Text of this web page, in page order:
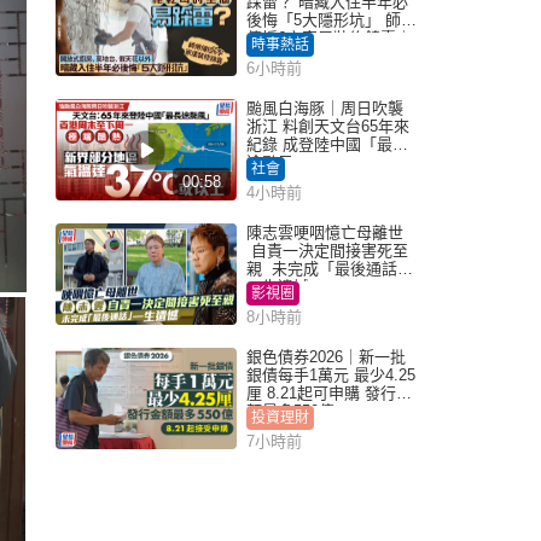
後悔「5大隱形坑」 師傅
傳授6字家居裝修錦囊｜
Juicy叮
時事熱話
6小時前
00:58
颱風白海豚｜周日吹襲
浙江 料創天文台65年來
紀錄 成登陸中國「最長
途颱風」
社會
4小時前
陳志雲哽咽憶亡母離世
自責一決定間接害死至
親 未完成「最後通話」
一生遺憾
影視圈
8小時前
銀色債券2026｜新一批
銀債每手1萬元 最少4.25
厘 8.21起可申購 發行金
額最多550億
投資理財
7小時前